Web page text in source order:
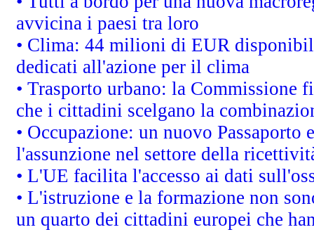
avvicina i paesi tra loro
• Clima: 44 milioni di EUR
dedicati all'azione per il clima
• Trasporto urbano: la Commissione
che i cittadini scelgano la
• Occupazione: un nuovo Passaporto
l'assunzione nel settore della
• L'UE facilita l'accesso ai dati
• L'istruzione e la formazione non
un quarto dei cittadini europei che